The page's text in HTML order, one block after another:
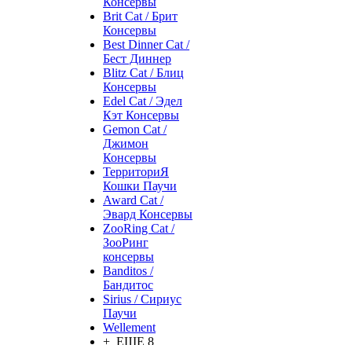
Brit Cat / Брит
Консервы
Best Dinner Cat /
Бест Диннер
Blitz Cat / Блиц
Консервы
Edel Cat / Эдел
Кэт Консервы
Gemon Cat /
Джимон
Консервы
ТерриториЯ
Кошки Паучи
Award Cat /
Эвард Консервы
ZooRing Cat /
ЗооРинг
консервы
Banditos /
Бандитос
Sirius / Сириус
Паучи
Wellement
+ ЕЩЕ 8